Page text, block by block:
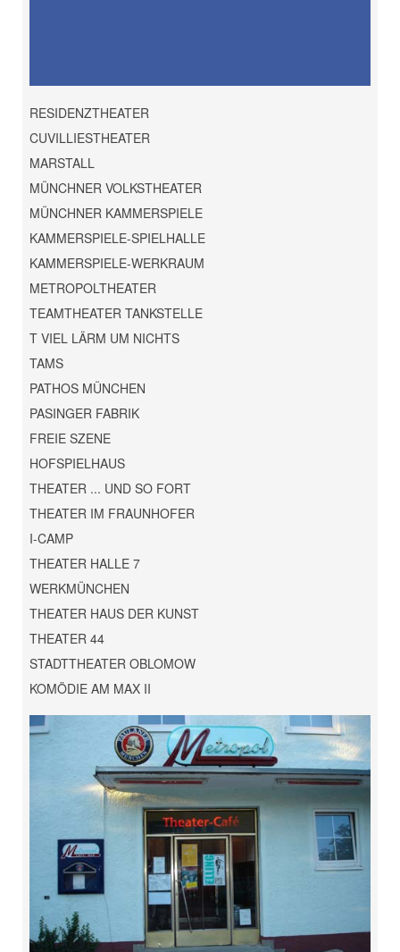
RESIDENZTHEATER
CUVILLIESTHEATER
MARSTALL
MÜNCHNER VOLKSTHEATER
MÜNCHNER KAMMERSPIELE
KAMMERSPIELE-SPIELHALLE
KAMMERSPIELE-WERKRAUM
METROPOLTHEATER
TEAMTHEATER TANKSTELLE
T VIEL LÄRM UM NICHTS
TAMS
PATHOS MÜNCHEN
PASINGER FABRIK
FREIE SZENE
HOFSPIELHAUS
THEATER ... UND SO FORT
THEATER IM FRAUNHOFER
I-CAMP
THEATER HALLE 7
WERKMÜNCHEN
THEATER HAUS DER KUNST
THEATER 44
STADTTHEATER OBLOMOW
KOMÖDIE AM MAX II